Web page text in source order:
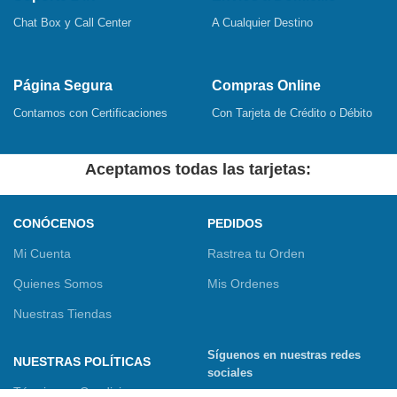
Chat Box y Call Center A Cualquier Destino
Página Segura
Contamos con Certificaciones
Compras Online
Con Tarjeta de Crédito o Débito
Aceptamos todas las tarjetas:
CONÓCENOS
Mi Cuenta
Quienes Somos
Nuestras Tiendas
PEDIDOS
Rastrea tu Orden
Mis Ordenes
NUESTRAS POLÍTICAS
Términos y Condiciones
Síguenos en nuestras redes
sociales